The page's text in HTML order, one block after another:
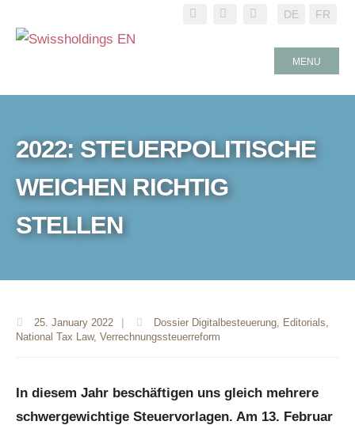
DE FR
MENU
2022: STEUERPOLITISCHE
WEICHEN RICHTIG
STELLEN
25. January 2022 Dossier Digitalbesteuerung, Editorials,
National Tax Law, Verrechnungssteuerreform
In diesem Jahr beschäftigen uns gleich mehrere
schwergewichtige Steuervorlagen. Am 13. Februar